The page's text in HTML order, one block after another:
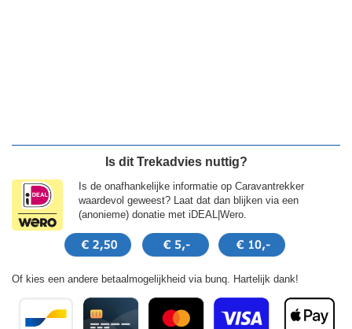
Is dit Trekadvies nuttig?
Is de onafhankelijke informatie op Caravantrekker
waardevol geweest? Laat dat dan blijken via een
(anonieme) donatie met iDEAL|Wero.
Of kies een andere betaalmogelijkheid via bunq. Hartelijk dank!